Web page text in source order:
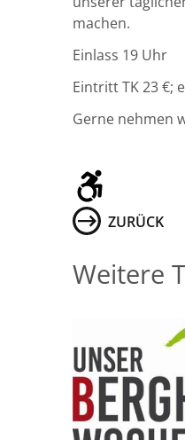
machen.
Einlass 19 Uhr
Eintritt TK 23 €;
Gerne nehmen
ZURÜCK
Weitere